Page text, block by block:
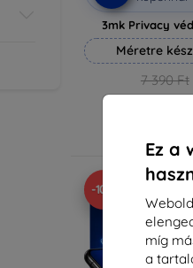
Ez a
míg
a
3mk Privacy
Méretre
7 390 Ft
6 651
-10%